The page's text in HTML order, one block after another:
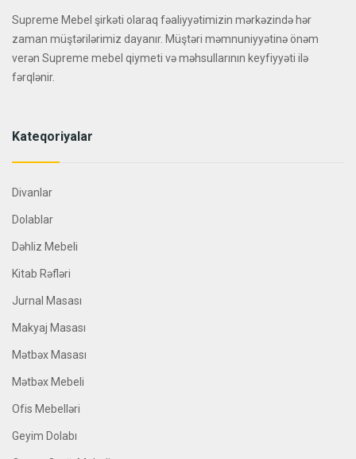
Supreme Mebel şirkəti olaraq fəaliyyətimizin mərkəzində hər
zaman müştərilərimiz dayanır. Müştəri məmnuniyyətinə önəm
verən Supreme mebel qiymeti və məhsullarının keyfiyyəti ilə
fərqlənir.
Kateqoriyalar
Divanlar
Dolablar
Dəhliz Mebeli
Kitab Rəfləri
Jurnal Masası
Makyaj Masası
Mətbəx Masası
Mətbəx Mebeli
Ofis Mebelləri
Geyim Dolabı